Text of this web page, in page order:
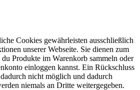
Cookies gewährleisten ausschließlich
unserer Webseite. Sie dienen zum
du Produkte im Warenkorb sammeln oder
einloggen kannst. Ein Rückschluss
nicht möglich und dadurch
niemals an Dritte weitergegeben.